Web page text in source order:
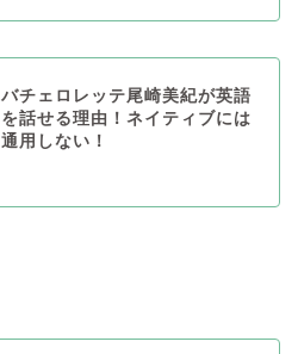
バチェロレッテ尾崎美紀が英語
を話せる理由！ネイティブには
通用しない！